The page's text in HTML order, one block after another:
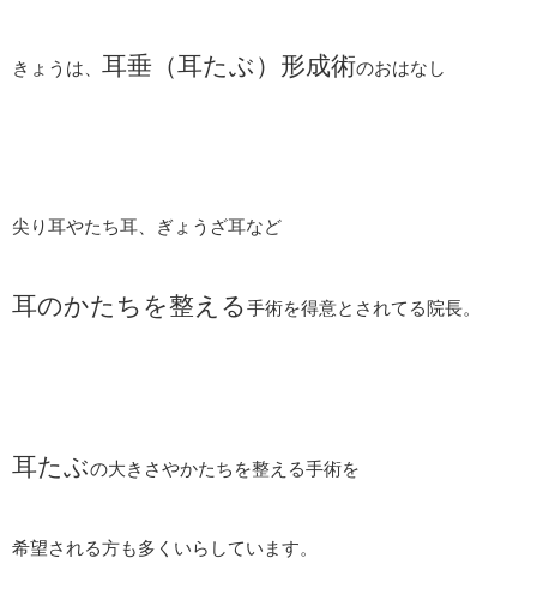
きょうは、 耳垂（耳たぶ）形成術のおはなし
尖り耳やたち耳、ぎょうざ耳など
耳のかたちを整える手術を得意とされてる院長。
耳たぶの大きさやかたちを整える手術を
希望される方も多くいらしています。